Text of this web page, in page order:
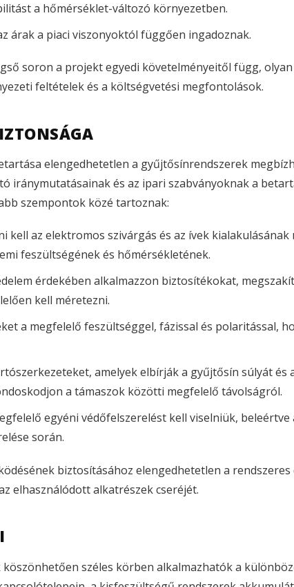
a hőmérséklet-változó környezetben.
árak a piaci viszonyoktól függően ingadoznak.
soron a projekt egyedi követelményeitől függ,
feltételek és a költségvetési megfontolások.
elengedhetetlen a gyűjtősínrendszerek
és az ipari szabványoknak a
szempontok közé tartoznak:
az elektromos szivárgás és az ívek kialakulásának
feszültségének és hőmérsékletének.
érdekében alkalmazzon biztosítékokat,
kell méretezni.
a megfelelő feszültséggel, fázissal és polaritással,
amelyek elbírják a gyűjtősín súlyát és
a támaszok közötti megfelelő távolságról.
egyéni védőfelszerelést kell viselniük,
során.
biztosításához elengedhetetlen a
elhasználódott alkatrészek cseréjét.
széles körben alkalmazhatók a